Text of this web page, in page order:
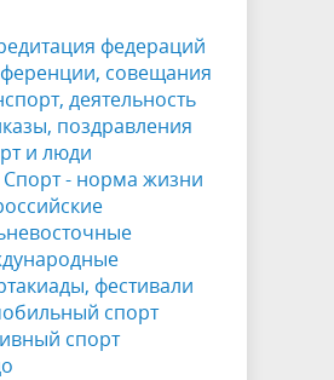
федераций
совещания
деятельность
поздравления
и люди
- норма жизни
фестивали
спорт
спорт